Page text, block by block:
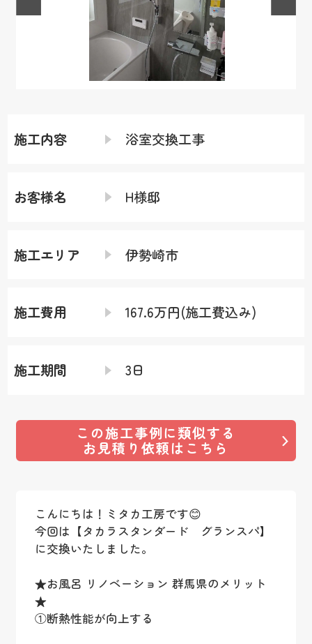
施工内容 浴室交換工事
お客様名 H様邸
施工エリア 伊勢崎市
施工費用 167.6万円(施工費込み)
施工期間 3日
この施工事例に類似する
お見積り依頼はこちら
こんにちは！ミタカ工房です😊
今回は【タカラスタンダード グランスパ】
に交換いたしました。
★お風呂 リノベーション 群馬県のメリット
★
①断熱性能が向上する